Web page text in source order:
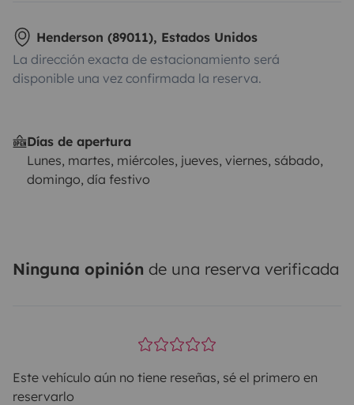
Henderson (89011), Estados Unidos
La dirección exacta de estacionamiento será
disponible una vez confirmada la reserva.
Días de apertura
Lunes, martes, miércoles, jueves, viernes, sábado,
domingo, día festivo
Ninguna opinión de una reserva verificada
Este vehículo aún no tiene reseñas, sé el primero en
reservarlo